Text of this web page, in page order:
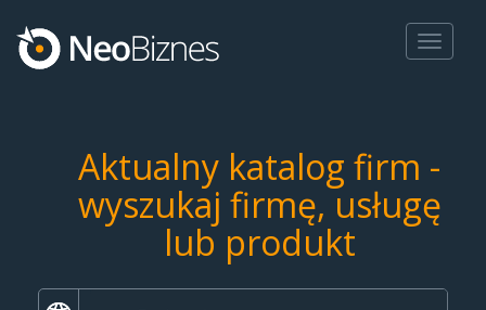
Toggle
Aktualny katalog firm -
wyszukaj firmę, usługę
lub produkt